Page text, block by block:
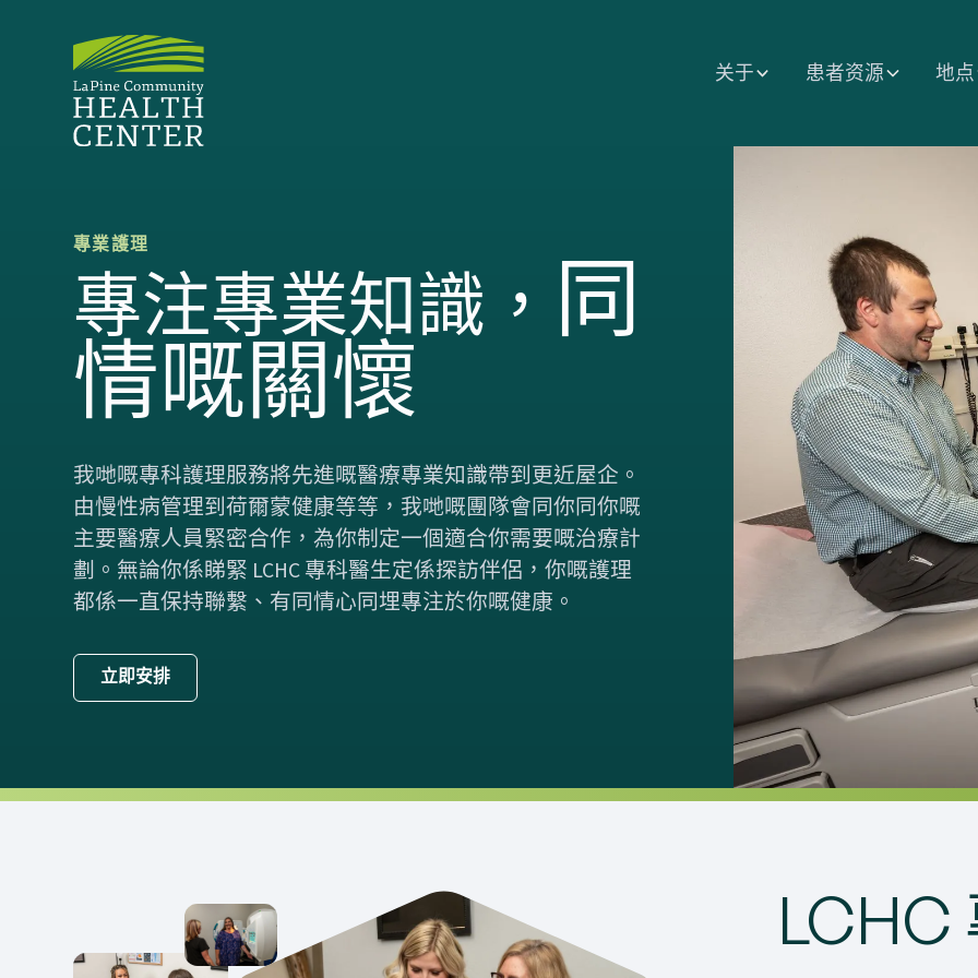
关于 患者资源 地点
專業護理
專注專業知識， 同
情嘅關懷
我哋嘅專科護理服務將先進嘅醫療專業知識帶到更近屋企。
由慢性病管理到荷爾蒙健康等等，我哋嘅團隊會同你同你嘅
主要醫療人員緊密合作，為你制定一個適合你需要嘅治療計
劃。無論你係睇緊 LCHC 專科醫生定係探訪伴侶，你嘅護理
都係一直保持聯繫、有同情心同埋專注於你嘅健康。
立即安排
LCHC